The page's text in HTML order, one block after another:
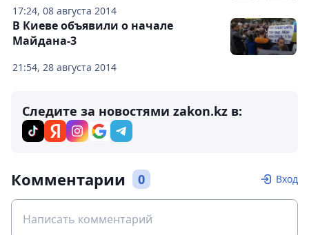
17:24, 08 августа 2014
21:54, 28 августа 2014
В Киеве объявили о начале
Майдана-3
Следите за новостями zakon.kz в:
Комментарии 0 Вход